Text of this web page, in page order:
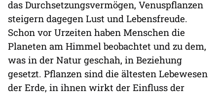
das Durchsetzungsvermögen, Venuspflanzen
steigern dagegen Lust und Lebensfreude.
Schon vor Urzeiten haben Menschen die
Planeten am Himmel beobachtet und zu dem,
was in der Natur geschah, in Beziehung
gesetzt. Pflanzen sind die ältesten Lebewesen
der Erde, in ihnen wirkt der Einfluss der